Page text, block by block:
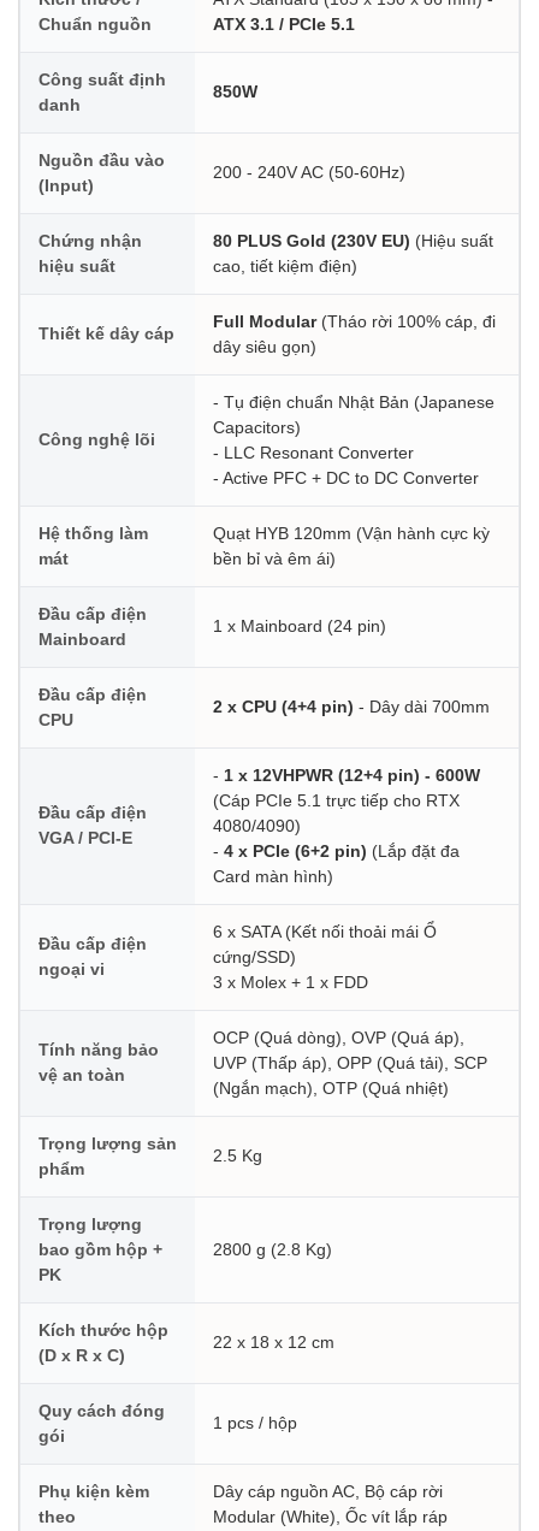
Chuẩn nguồn
ATX 3.1 / PCIe 5.1
Công suất định
danh
850W
Nguồn đầu vào
(Input)
200 - 240V AC (50-60Hz)
Chứng nhận
hiệu suất
80 PLUS Gold (230V EU) (Hiệu suất
cao, tiết kiệm điện)
Thiết kế dây cáp
Full Modular(Tháo rời 100% cáp, đi
dây siêu gọn)
Công nghệ lõi
- Tụ điện chuẩn Nhật Bản (Japanese
Capacitors)
- LLC Resonant Converter
- Active PFC + DC to DC Converter
Hệ thống làm
mát
Quạt HYB 120mm (Vận hành cực kỳ
bền bỉ và êm ái)
Đầu cấp điện
Mainboard
1 x Mainboard (24 pin)
Đầu cấp điện
CPU
2 x CPU (4+4 pin) - Dây dài 700mm
Đầu cấp điện
VGA / PCI-E
- 1 x 12VHPWR (12+4 pin) - 600W
(Cáp PCIe 5.1 trực tiếp cho RTX
4080/4090)
- 4 x PCIe (6+2 pin) (Lắp đặt đa
Card màn hình)
Đầu cấp điện
ngoại vi
6 x SATA (Kết nối thoải mái Ổ
cứng/SSD)
3 x Molex + 1 x FDD
Tính năng bảo
vệ an toàn
OCP (Quá dòng), OVP (Quá áp),
UVP (Thấp áp), OPP (Quá tải), SCP
(Ngắn mạch), OTP (Quá nhiệt)
Trọng lượng sản
phẩm
2.5 Kg
Trọng lượng
bao gồm hộp +
PK
2800 g (2.8 Kg)
Kích thước hộp
(D x R x C)
22 x 18 x 12 cm
Quy cách đóng
gói
1 pcs / hộp
Phụ kiện kèm
theo
Dây cáp nguồn AC, Bộ cáp rời
Modular (White), Ốc vít lắp ráp